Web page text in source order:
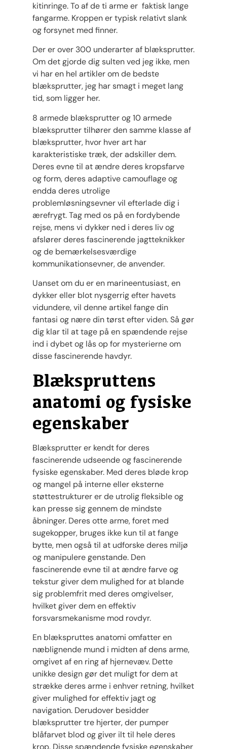
kitinringe. To af de ti arme er faktisk lange
fangarme. Kroppen er typisk relativt slank
og forsynet med finner.
Der er over 300 underarter af blæksprutter.
Om det gjorde dig sulten ved jeg ikke, men
vi har en hel artikler om de bedste
blæksprutter, jeg har smagt i meget lang
tid, som ligger her.
8 armede blæksprutter og 10 armede
blæksprutter tilhører den samme klasse af
blæksprutter, hvor hver art har
karakteristiske træk, der adskiller dem.
Deres evne til at ændre deres kropsfarve
og form, deres adaptive camouflage og
endda deres utrolige
problemløsningsevner vil efterlade dig i
ærefrygt. Tag med os på en fordybende
rejse, mens vi dykker ned i deres liv og
afslører deres fascinerende jagtteknikker
og de bemærkelsesværdige
kommunikationsevner, de anvender.
Uanset om du er en marineentusiast, en
dykker eller blot nysgerrig efter havets
vidundere, vil denne artikel fange din
fantasi og nære din tørst efter viden. Så gør
dig klar til at tage på en spændende rejse
ind i dybet og lås op for mysterierne om
disse fascinerende havdyr.
Blækspruttens
anatomi og fysiske
egenskaber
Blæksprutter er kendt for deres
fascinerende udseende og fascinerende
fysiske egenskaber. Med deres bløde krop
og mangel på interne eller eksterne
støttestrukturer er de utrolig fleksible og
kan presse sig gennem de mindste
åbninger. Deres otte arme, foret med
sugekopper, bruges ikke kun til at fange
bytte, men også til at udforske deres miljø
og manipulere genstande. Den
fascinerende evne til at ændre farve og
tekstur giver dem mulighed for at blande
sig problemfrit med deres omgivelser,
hvilket giver dem en effektiv
forsvarsmekanisme mod rovdyr.
En blækspruttes anatomi omfatter en
næblignende mund i midten af dens arme,
omgivet af en ring af hjernevæv. Dette
unikke design gør det muligt for dem at
strække deres arme i enhver retning, hvilket
giver mulighed for effektiv jagt og
navigation. Derudover besidder
blæksprutter tre hjerter, der pumper
blåfarvet blod og giver ilt til hele deres
krop. Disse spændende fysiske egenskaber